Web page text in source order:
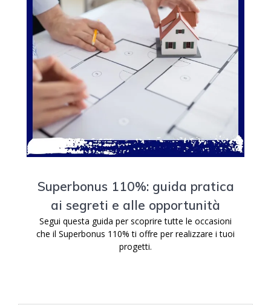
Superbonus 110%: guida pratica
ai segreti e alle opportunità
Segui questa guida per scoprire tutte le occasioni
che il Superbonus 110% ti offre per realizzare i tuoi
progetti.